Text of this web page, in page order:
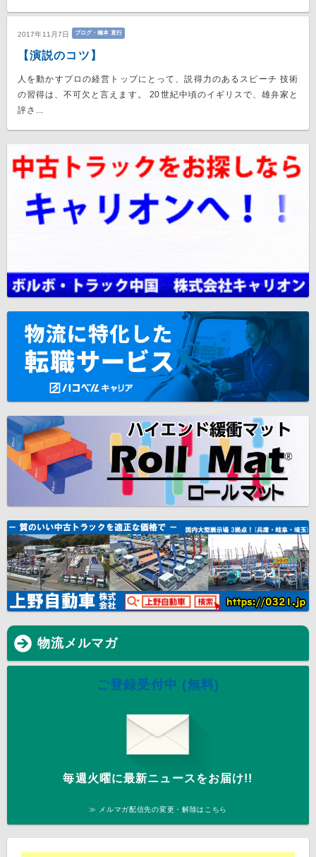
2017年11月7日 ブログ・橋本 直行
【演説のコツ】
人を動かすプロの経営トップにとって、説得力のあるスピーチ 技術
の習得は、不可欠と言えます。 20世紀中頃のイギリスで、雄弁家と
評さ...
物流メルマガ
ご登録受付中 (無料)
毎週火曜に最新ニュースをお届け!!
≫ メルマガ配信先の変更・解除はこちら